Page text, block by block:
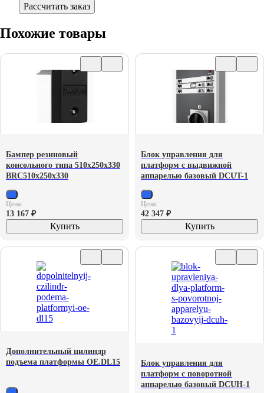
Рассчитать заказ
Похожие товары
Бампер резиновый
консольного типа 510х250х330
BRC510х250х330
Цена:
13 167 ₽
Купить
Блок управления для
платформ с выдвижной
аппарелью базовый DCUT-1
Цена:
42 347 ₽
Купить
Дополнительный цилиндр
подъема платформы OE.DL15
Блок управления для
платформ с поворотной
аппарелью базовый DCUH-1